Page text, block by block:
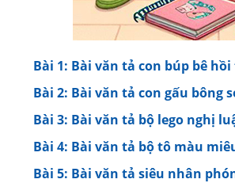
Bài 1: Bài văn tả con búp bê
Bài 2: Bài văn tả con gấu bông
Bài 3: Bài văn tả bộ lego nghị
Bài 4: Bài văn tả bộ tô màu
Bài 5: Bài văn tả siêu nhân